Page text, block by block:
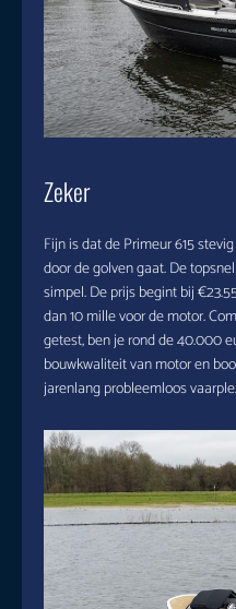
Zeker
Fijn is dat de Primeur 615
door de golven gaat. De
simpel. De prijs begint bij
dan 10 mille voor de motor.
getest, ben je rond de 40.000
bouwkwaliteit van motor en
jarenlang probleemloos